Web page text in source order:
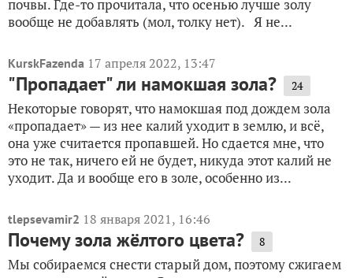
почвы. Где-то прочитала, что осенью лучше золу
вообще не добавлять (мол, толку нет). Я не...
KurskFazenda 17 апреля 2022, 13:47
"Пропадает" ли намокшая зола? 24
Некоторые говорят, что намокшая под дождем зола
«пропадает» — из нее калий уходит в землю, и всё,
она уже считается пропавшей. Но сдается мне, что
это не так, ничего ей не будет, никуда этот калий не
уходит. Да и вообще его в золе, особенно из...
tlepsevamir2 18 января 2021, 16:46
Почему зола жёлтого цвета? 8
Мы собираемся снести старый дом, поэтому сжигаем